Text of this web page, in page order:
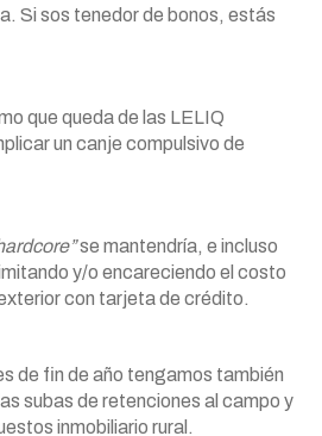
Si sos tenedor de bonos, estás
que queda de las LELIQ
un canje compulsivo de
se mantendría, e incluso
y/o encareciendo el costo
con tarjeta de crédito.
de fin de año tengamos también
subas de retenciones al campo y
inmobiliario rural.